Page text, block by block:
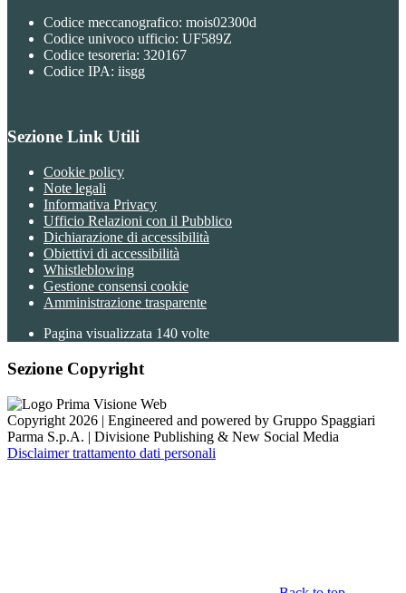
Codice meccanografico: mois02300d
Codice univoco ufficio: UF589Z
Codice tesoreria: 320167
Codice IPA: iisgg
Sezione Link Utili
Cookie policy
Note legali
Informativa Privacy
Ufficio Relazioni con il Pubblico
Dichiarazione di accessibilità
Obiettivi di accessibilità
Whistleblowing
Gestione consensi cookie
Amministrazione trasparente
Pagina visualizzata 140 volte
Sezione Copyright
Copyright 2026 | Engineered and powered by Gruppo Spaggiari
Parma S.p.A. | Divisione Publishing & New Social Media
Disclaimer trattamento dati personali